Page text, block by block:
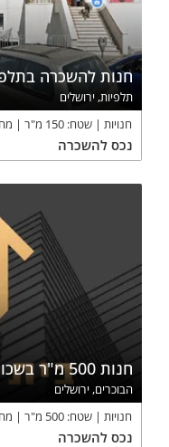
חנות להשכרה
תלפיות, ירושלים
חנויות
שטח: 150 מ"ר
נכס להשכרה
חנות 500 מ"ר בשכונת הבוכרים ירושלים
הבוכרים, ירושלים
חנויות
שטח: 500 מ"ר
נכס להשכרה